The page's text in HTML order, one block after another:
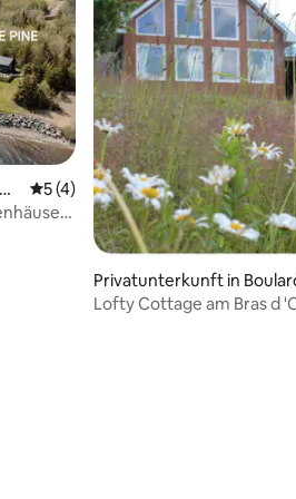
Bewertungen
Durchschnittliche Bewertung: 5
5 (4)
Privatunterkunft in
Lofty Cottage am Bras d